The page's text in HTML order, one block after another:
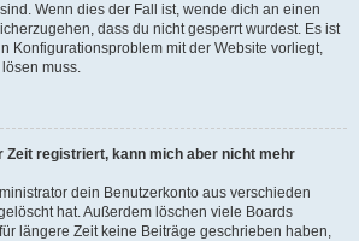
Wenn dies der Fall ist, wende dich an einen
dass du nicht gesperrt wurdest. Es ist
Konfigurationsproblem mit der Website vorliegt,
muss.
Zeit registriert, kann mich aber nicht mehr
dein Benutzerkonto aus verschieden
hat. Außerdem löschen viele Boards
längere Zeit keine Beiträge geschrieben haben,